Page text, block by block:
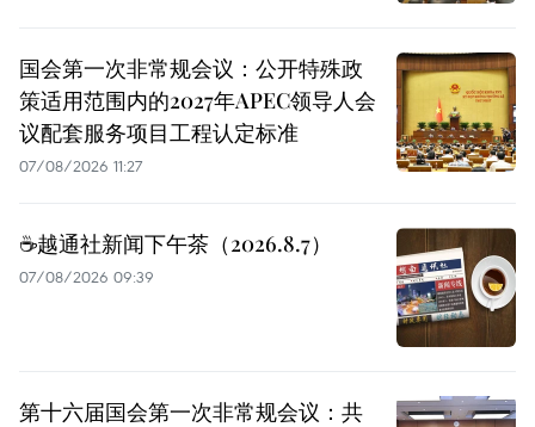
国会第一次非常规会议：公开特殊政
策适用范围内的2027年APEC领导人会
议配套服务项目工程认定标准
07/08/2026 11:27
☕️越通社新闻下午茶（2026.8.7）
07/08/2026 09:39
第十六届国会第一次非常规会议：共